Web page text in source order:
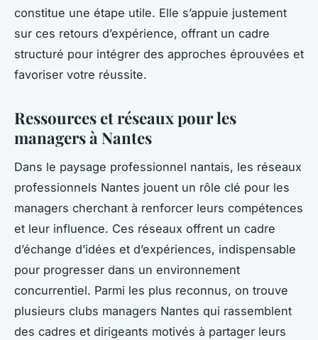
constitue une étape utile. Elle s’appuie justement
sur ces retours d’expérience, offrant un cadre
structuré pour intégrer des approches éprouvées et
favoriser votre réussite.
Ressources et réseaux pour les
managers à Nantes
Dans le paysage professionnel nantais, les réseaux
professionnels Nantes jouent un rôle clé pour les
managers cherchant à renforcer leurs compétences
et leur influence. Ces réseaux offrent un cadre
d’échange d’idées et d’expériences, indispensable
pour progresser dans un environnement
concurrentiel. Parmi les plus reconnus, on trouve
plusieurs clubs managers Nantes qui rassemblent
des cadres et dirigeants motivés à partager leurs